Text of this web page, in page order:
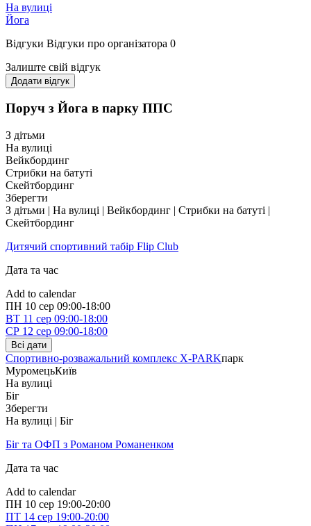
На вулиці
Йога
Відгуки Відгуки про організатора 0
Залиште свій відгук
Додати відгук
Поруч з Йога в парку ППС
З дітьми
На вулиці
Вейкбординг
Стрибки на батуті
Скейтбординг
Зберегти
З дітьми | На вулиці | Вейкбординг | Стрибки на батуті |
Скейтбординг
Дитячий спортивний табір Flip Club
Дата та час
Add to calendar
ПН 10 сер 09:00-18:00
ВТ 11 сер 09:00-18:00
СР 12 сер 09:00-18:00
Всі дати
Спортивно-розважальний комплекс X-PARKпарк
МуромецьКиїв
На вулиці
Біг
Зберегти
На вулиці | Біг
Біг та ОФП з Романом Романенком
Дата та час
Add to calendar
ПН 10 сер 19:00-20:00
ПТ 14 сер 19:00-20:00